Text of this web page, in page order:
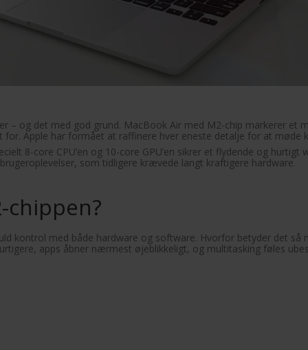
– og det med god grund. MacBook Air med M2-chip markerer et
Apple har formået at raffinere hver eneste detalje for at møde
8-core CPU’en og 10-core GPU’en sikrer et flydende og
som tidligere krævede langt kraftigere hardware.
chippen?
kontrol med både hardware og software. Hvorfor betyder det så
apps åbner nærmest øjeblikkeligt, og multitasking føles